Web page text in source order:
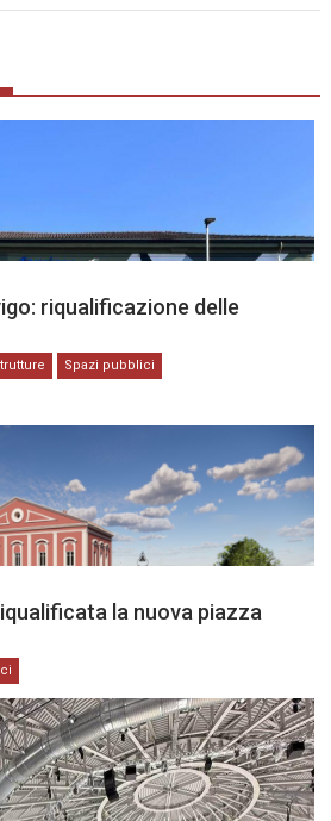
riqualificazione delle
Spazi pubblici
la nuova piazza